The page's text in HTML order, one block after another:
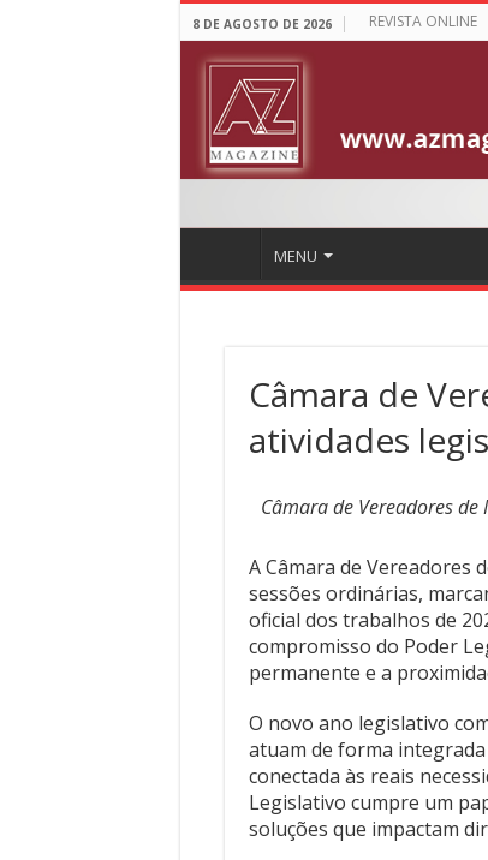
8 DE AGOSTO DE 2026 REVISTA ONLINE
MENU
Câmara de
atividades
Câmara de Vereadores
A Câmara de Vereadores
sessões ordinárias,
oficial dos trabalhos de
compromisso do Poder
permanente e a
O novo ano legislativo
atuam de forma
conectada às reais
Legislativo cumpre um
soluções que impactam